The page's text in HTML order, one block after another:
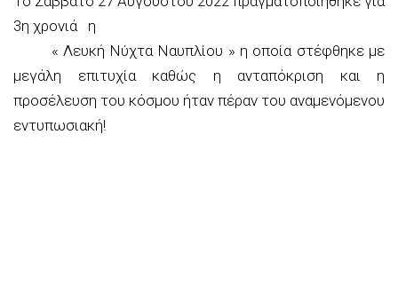
3ηχρονιά η
« Λευκή Νύχτα Ναυπλίου » η οποία στέφθηκε με
μεγάλη επιτυχία καθώς η ανταπόκριση και η
προσέλευση του κόσμου ήταν πέραν του αναμενόμενου
εντυπωσιακή!